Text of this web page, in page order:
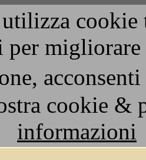
per
cookie &
informazioni